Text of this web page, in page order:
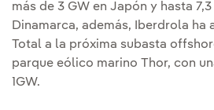
más de 3 GW en Japón y hasta
Dinamarca, además, Iberdrola ha
Total a la próxima subasta
parque eólico marino Thor, con
1GW.